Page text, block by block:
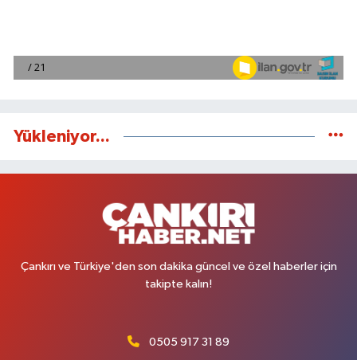
Yükleniyor...
Çankırı ve Türkiye'den son dakika güncel ve özel haberler için
takipte kalın!
0505 917 31 89